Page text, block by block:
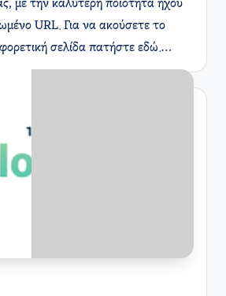
με την καλύτερη ποιότητα ήχου
URL. Για να ακούσετε το
σελίδα πατήστε εδώ.…